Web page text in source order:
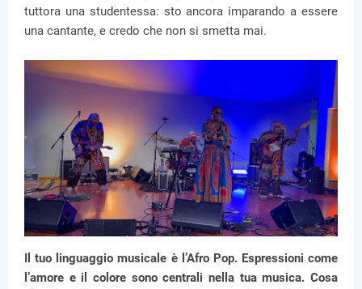
tuttora una studentessa: sto ancora imparando a essere
una cantante, e credo che non si smetta mai.
Il tuo linguaggio musicale è l’Afro Pop. Espressioni come
l’amore e il colore sono centrali nella tua musica. Cosa